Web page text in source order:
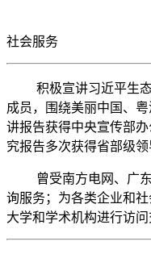
社会服务
积极宣讲习近平生
成员，围绕美丽中国、
讲报告获得中央宣传部办
究报告多次获得省部级领
曾受南方电网、广
询服务； 为各类企业和
大学和学术机构进行访问